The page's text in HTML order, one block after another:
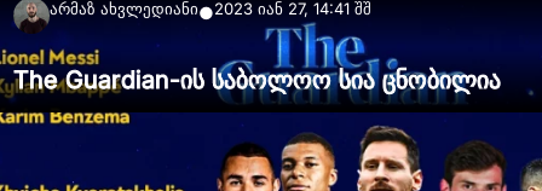
Არმაზ Ახვლედიანი●2023 იან 27, 14:41 შშ
The Guardian-ის საბოლოო სია ცნობილია